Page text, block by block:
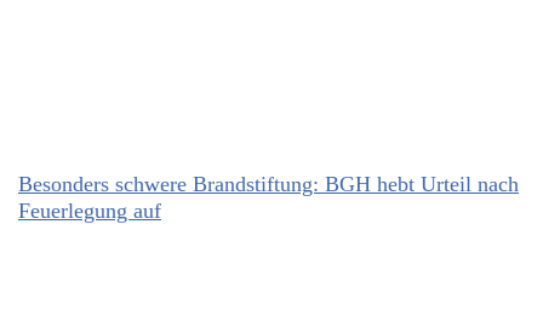
Besonders schwere Brandstiftung: BGH hebt Urteil nach
Feuerlegung auf